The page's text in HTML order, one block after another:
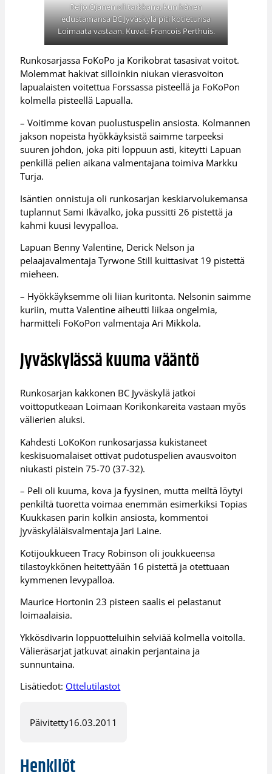
Reijo Ojanen oli tarkkana, kun hänen
edustamansa BC Jyväskylä piti kotietunsa
Loimaata vastaan. Kuvat: Francois Perthuis.
Runkosarjassa FoKoPo ja Korikobrat tasasivat voitot.
Molemmat hakivat silloinkin niukan vierasvoiton
lapualaisten voitettua Forssassa pisteellä ja FoKoPon
kolmella pisteellä Lapualla.
– Voitimme kovan puolustuspelin ansiosta. Kolmannen
jakson nopeista hyökkäyksistä saimme tarpeeksi
suuren johdon, joka piti loppuun asti, kiteytti Lapuan
penkillä pelien aikana valmentajana toimiva Markku
Turja.
Isäntien onnistuja oli runkosarjan keskiarvolukemansa
tuplannut Sami Ikävalko, joka pussitti 26 pistettä ja
kahmi kuusi levypalloa.
Lapuan Benny Valentine, Derick Nelson ja
pelaajavalmentaja Tyrwone Still kuittasivat 19 pistettä
mieheen.
– Hyökkäyksemme oli liian kuritonta. Nelsonin saimme
kuriin, mutta Valentine aiheutti liikaa ongelmia,
harmitteli FoKoPon valmentaja Ari Mikkola.
Jyväskylässä kuuma vääntö
Runkosarjan kakkonen BC Jyväskylä jatkoi
voittoputkeaan Loimaan Korikonkareita vastaan myös
välierien aluksi.
Kahdesti LoKoKon runkosarjassa kukistaneet
keskisuomalaiset ottivat pudotuspelien avausvoiton
niukasti pistein 75-70 (37-32).
– Peli oli kuuma, kova ja fyysinen, mutta meiltä löytyi
penkiltä tuoretta voimaa enemmän esimerkiksi Topias
Kuukkasen parin kolkin ansiosta, kommentoi
jyväskyläläisvalmentaja Jari Laine.
Kotijoukkueen Tracy Robinson oli joukkueensa
tilastoykkönen heitettyään 16 pistettä ja otettuaan
kymmenen levypalloa.
Maurice Hortonin 23 pisteen saalis ei pelastanut
loimaalaisia.
Ykkösdivarin loppuotteluihin selviää kolmella voitolla.
Välieräsarjat jatkuvat ainakin perjantaina ja
sunnuntaina.
Lisätiedot: Ottelutilastot
Päivitetty16.03.2011
Henkilöt